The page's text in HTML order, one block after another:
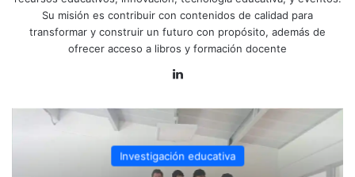
Su misión es contribuir con contenidos de calidad para
transformar y construir un futuro con propósito, además de
ofrecer acceso a libros y formación docente
Investigación educativa